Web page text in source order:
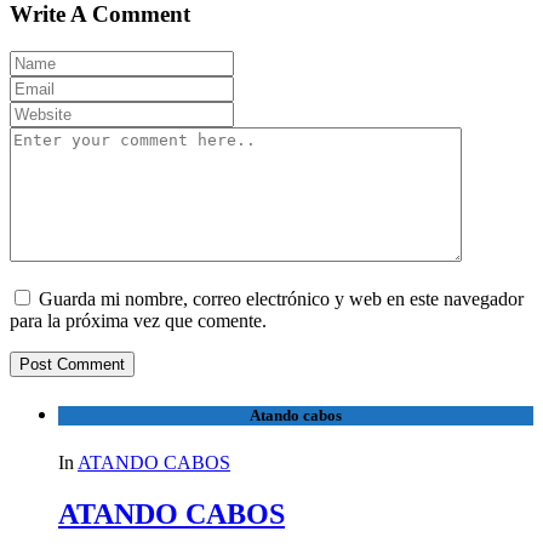
Write A Comment
Guarda mi nombre, correo electrónico y web en este navegador
para la próxima vez que comente.
Atando cabos
In ATANDO CABOS
ATANDO CABOS